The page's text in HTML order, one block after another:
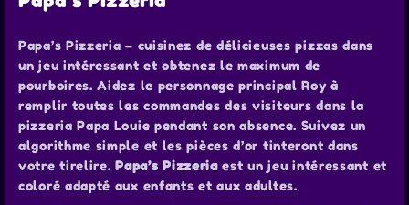
Papa’s Pizzeria – cuisinez de délicieuses pizzas dans
un jeu intéressant et obtenez le maximum de
pourboires. Aidez le personnage principal Roy à
remplir toutes les commandes des visiteurs dans la
pizzeria Papa Louie pendant son absence. Suivez un
algorithme simple et les pièces d’or tinteront dans
votre tirelire.Papa’s Pizzeriaest un jeu intéressant et
coloré adapté aux enfants et aux adultes.